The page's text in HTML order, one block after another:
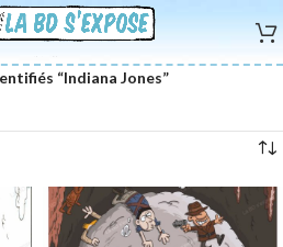
“Indiana Jones”